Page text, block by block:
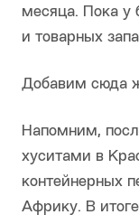
месяца. Пока у
и товарных
Добавим сюда
Напомним,
хуситами в
контейнерных
Африку. В